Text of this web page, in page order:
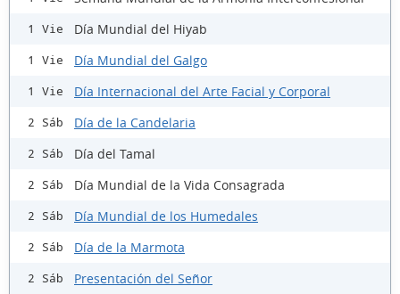
1 Vie Día Mundial del Hiyab
1 Vie Día Mundial del Galgo
1 Vie Día Internacional del Arte Facial y Corporal
2 Sáb Día de la Candelaria
2 Sáb Día del Tamal
2 Sáb Día Mundial de la Vida Consagrada
2 Sáb Día Mundial de los Humedales
2 Sáb Día de la Marmota
2 Sáb Presentación del Señor